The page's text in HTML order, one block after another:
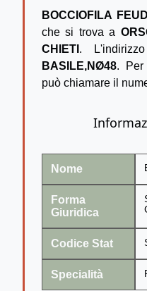
BOCCIOFILA
che si trova a
CHIETI .
BASILE,NØ48. Per
può chiamare il
Nome
Forma
Giuridica
Codice Stat
Specialità